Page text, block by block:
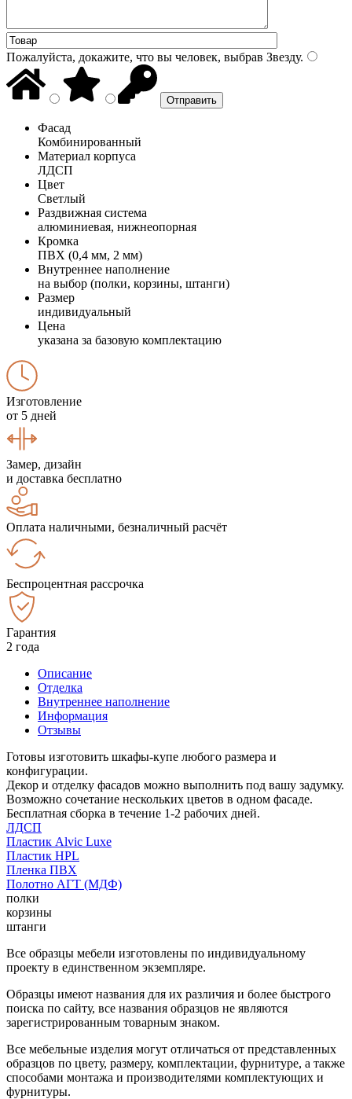
Пожалуйста, докажите, что вы человек, выбрав Звезду.
Фасад
Комбинированный
Материал корпуса
ЛДСП
Цвет
Светлый
Раздвижная система
алюминиевая, нижнеопорная
Кромка
ПВХ (0,4 мм, 2 мм)
Внутреннее наполнение
на выбор (полки, корзины, штанги)
Размер
индивидуальный
Цена
указана за базовую комплектацию
Изготовление
от 5 дней
Замер, дизайн
и доставка бесплатно
Оплата наличными, безналичный расчёт
Беспроцентная рассрочка
Гарантия
2 года
Описание
Отделка
Внутреннее наполнение
Информация
Отзывы
Готовы изготовить шкафы-купе любого размера и
конфигурации.
Декор и отделку фасадов можно выполнить под вашу задумку.
Возможно сочетание нескольких цветов в одном фасаде.
Бесплатная сборка в течение 1-2 рабочих дней.
ЛДСП
Пластик Alvic Luxe
Пластик HPL
Пленка ПВХ
Полотно АГТ (МДФ)
полки
корзины
штанги
Все образцы мебели изготовлены по индивидуальному
проекту в единственном экземпляре.
Образцы имеют названия для их различия и более быстрого
поиска по сайту, все названия образцов не являются
зарегистрированным товарным знаком.
Все мебельные изделия могут отличаться от представленных
образцов по цвету, размеру, комплектации, фурнитуре, а также
способами монтажа и производителями комплектующих и
фурнитуры.